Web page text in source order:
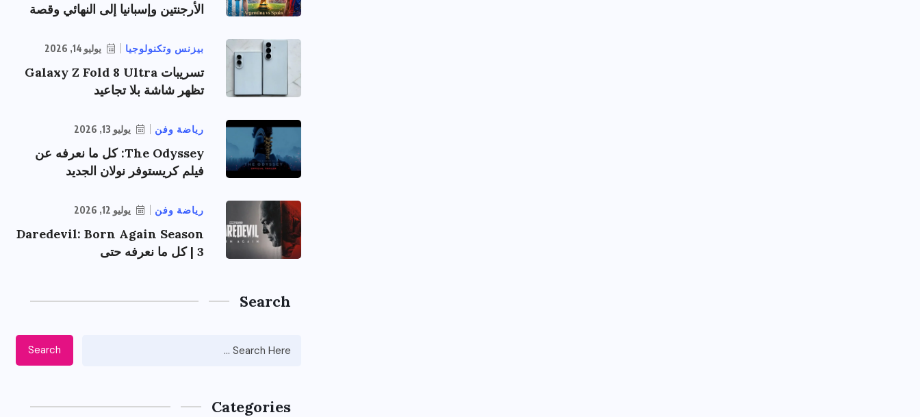
الأرجنتين وإسبانيا إلى النهائي وقصة
بيزنس وتكنولوجيا يوليو 14, 2026
تسريبات Galaxy Z Fold 8 Ultra
تظهر شاشة بلا تجاعيد
رياضة وفن يوليو 13, 2026
The Odyssey: كل ما نعرفه عن
فيلم كريستوفر نولان الجديد
رياضة وفن يوليو 12, 2026
Daredevil: Born Again Season
3 | كل ما نعرفه حتى
Search
Search
Categories